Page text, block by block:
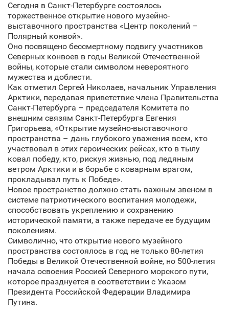
Сегодня в Санкт‑Петербурге состоялось
торжественное открытие нового музейно-
выставочного пространства «Центр поколений –
Полярный конвой».
Оно посвящено бессмертному подвигу участников
Северных конвоев в годы Великой Отечественной
войны, которые стали символом невероятного
мужества и доблести.
Как отметил Сергей Николаев, начальник Управления
Арктики, передавая приветствие члена Правительства
Санкт‑Петербурга – председателя Комитета по
внешним связям Санкт‑Петербурга Евгения
Григорьева, «Открытие музейно-выставочного
пространства – дань глубокого уважения всем, кто
участвовал в этих героических рейсах, кто в тылу
ковал победу, кто, рискуя жизнью, под ледяным
ветром Арктики и в борьбе с коварным врагом,
прокладывал путь к Победе».
Новое пространство должно стать важным звеном в
системе патриотического воспитания молодежи,
способствовать укреплению и сохранению
исторической памяти, а также передаче ее будущим
поколениям.
Символично, что открытие нового музейного
пространства состоялось в год не только 80-летия
Победы в Великой Отечественной войне, но 500-летия
начала освоения Россией Северного морского пути,
которое празднуется в соответствии с Указом
Президента Российской Федерации Владимира
Путина.